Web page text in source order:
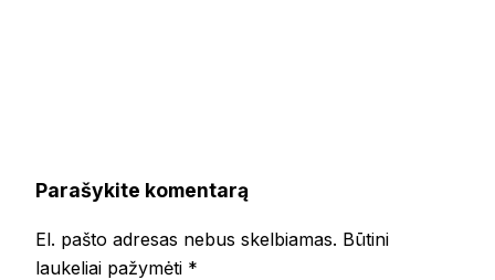
Parašykite komentarą
El. pašto adresas nebus skelbiamas. Būtini
laukeliai pažymėti *